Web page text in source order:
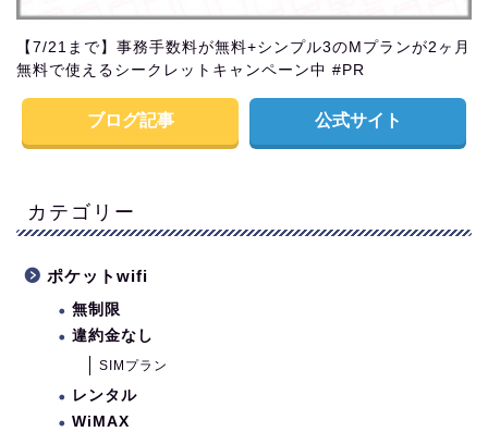
【7/21まで】事務手数料が無料+シンプル3のMプランが2ヶ月
無料で使えるシークレットキャンペーン中 #PR
ブログ記事 公式サイト
カテゴリー
ポケットwifi
無制限
違約金なし
SIMプラン
レンタル
WiMAX